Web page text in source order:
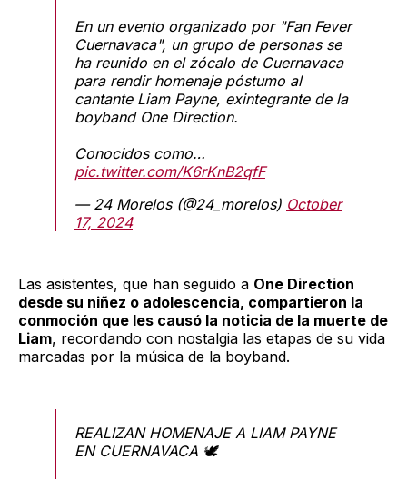
En un evento organizado por "Fan Fever
Cuernavaca", un grupo de personas se
ha reunido en el zócalo de Cuernavaca
para rendir homenaje póstumo al
cantante Liam Payne, exintegrante de la
boyband One Direction.
Conocidos como…
pic.twitter.com/K6rKnB2qfF
— 24 Morelos (@24_morelos) October
17, 2024
Las asistentes, que han seguido a One Direction
desde su niñez o adolescencia, compartieron la
conmoción que les causó la noticia de la muerte de
Liam, recordando con nostalgia las etapas de su vida
marcadas por la música de la boyband.
REALIZAN HOMENAJE A LIAM PAYNE
EN CUERNAVACA 🕊️